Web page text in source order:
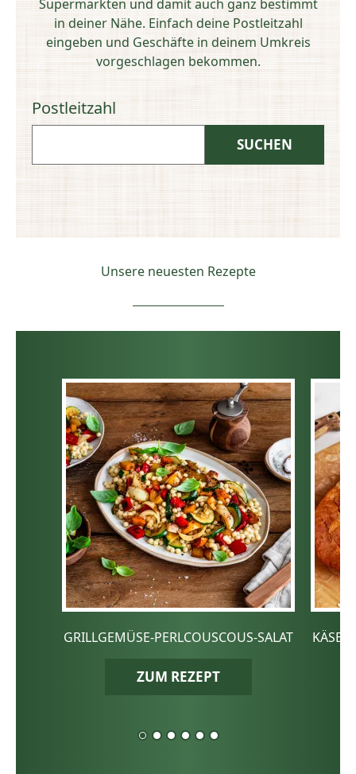
Supermärkten und damit auch ganz bestimmt
in deiner Nähe. Einfach deine Postleitzahl
eingeben und Geschäfte in deinem Umkreis
vorgeschlagen bekommen.
Postleitzahl
Unsere neuesten Rezepte
GRILLGEMÜSE-PERLCOUSCOUS-SALAT
ZUM REZEPT
KÄSE-